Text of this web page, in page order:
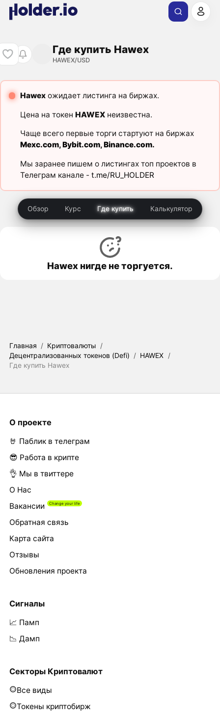
Где купить Hawex
HAWEX/USD
Hawexожидает листинга на биржах.
Цена на токен HAWEXнеизвестна.
Чаще всего первые торги стартуют на биржах
Mexc.com,Bybit.com,Binance.com.
Мы заранее пишем о листингах топ проектов в
Телеграм канале - t.me/RU_HOLDER
Обзор Курс Где купить Калькулятор
Hawex нигде не торгуется.
Главная / Криптовалюты /
Децентрализованных токенов (Defi) / HAWEX /
Где купить Hawex
О проекте
🤘 Паблик в телеграм
😎 Работа в крипте
👌 Мы в твиттере
О Нас
Вакансии
Обратная связь
Карта сайта
Отзывы
Обновления проекта
Сигналы
📈 Памп
📉 Дамп
Секторы Криптовалют
Все виды
Токены криптобирж